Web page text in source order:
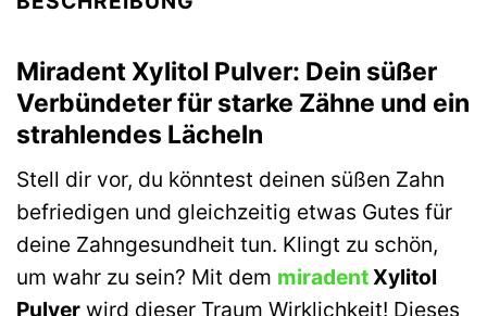
Miradent Xylitol Pulver: Dein süßer
Verbündeter für starke Zähne und ein
strahlendes Lächeln
Stell dir vor, du könntest deinen süßen Zahn
befriedigen und gleichzeitig etwas Gutes für
deine Zahngesundheit tun. Klingt zu schön,
um wahr zu sein? Mit dem miradentXylitol
Pulver wird dieser Traum Wirklichkeit! Dieses